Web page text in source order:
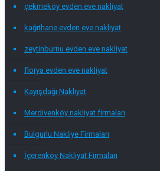
çekmeköy evden eve nakliyat
kağıthane evden eve nakliyat
zeytinburnu evden eve nakliyat
florya evden eve nakliyat
Kayışdağı Nakliyat
Merdivenköy nakliyat firmaları
Bulgurlu Nakliye Firmaları
İçerenköy Nakliyat Firmaları